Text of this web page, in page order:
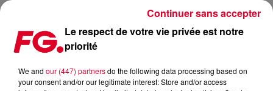
QUE SERAIENT-ILS DEVENUS S’ILS AVAIENT CHOISI UN
Le respect de votre vie privée est notre
priorité
We and our (447) partnersdo the following data processing based on
your consent and/or our legitimate interest: Store and/or access
Continuer sans accepter